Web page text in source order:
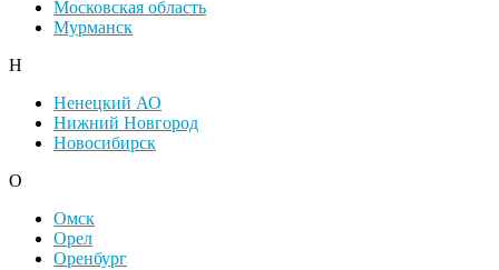
Московская область
Мурманск
Н
Ненецкий АО
Нижний Новгород
Новосибирск
О
Омск
Орел
Оренбург